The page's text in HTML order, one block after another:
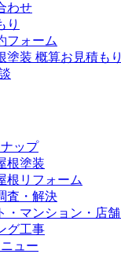
わせ
り
フォーム
塗装 概算お見積もり
ップ
根塗装
根リフォーム
査・解決
・マンション・店
グ工事
ュー